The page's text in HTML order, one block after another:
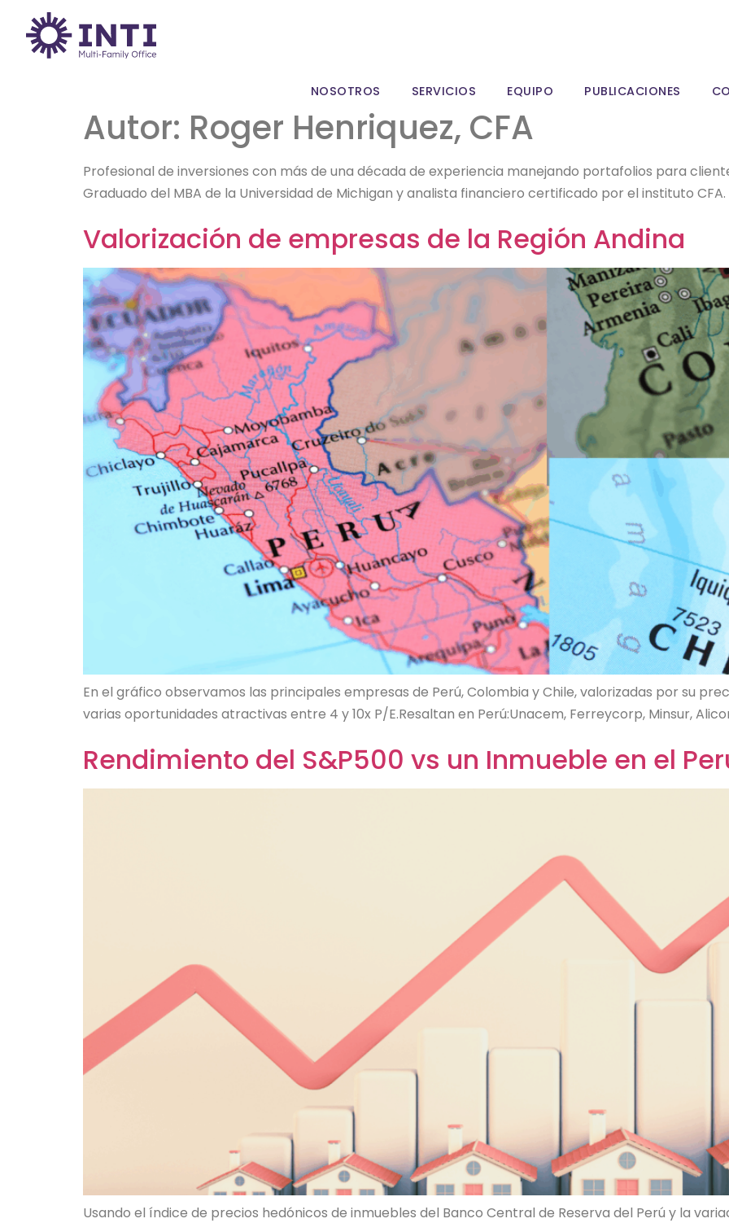
NOSOTROS SERVICIOS EQUIPO PUBLICACIONES
Autor: Roger Henriquez, CFA
Profesional de inversiones con más de una década de experiencia manejando portafolios para
Graduado del MBA de la Universidad de Michigan y analista financiero certificado por el instituto CFA.
Valorización de empresas de la Región Andina
En el gráfico observamos las principales empresas de Perú, Colombia y Chile, valorizadas por su
varias oportunidades atractivas entre 4 y 10x P/E.Resaltan en Perú:Unacem, Ferreycorp, Minsur,
Rendimiento del S&P500 vs un Inmueble en el
Usando el índice de precios hedónicos de inmuebles del Banco Central de Reserva del Perú y la